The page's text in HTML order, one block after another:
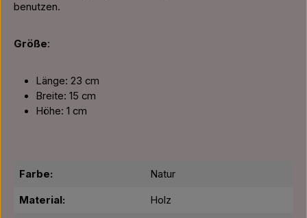
benutzen.
Größe:
Länge: 23 cm
Breite: 15 cm
Höhe: 1 cm
Farbe: Natur
Material: Holz